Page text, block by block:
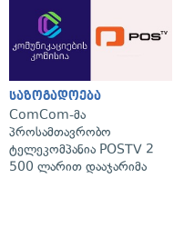
საზოგადოება
ComCom-მა
პროსამთავრობო
ტელეკომპანია POSTV 2
500 ლარით დააჯარიმა